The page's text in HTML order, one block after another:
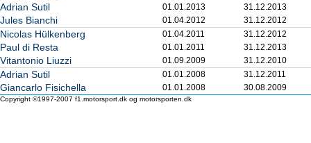
Adrian Sutil 01.01.2013 31.12.2013
Jules Bianchi 01.04.2012 31.12.2012
Nicolas Hülkenberg 01.04.2011 31.12.2012
Paul di Resta 01.01.2011 31.12.2013
Vitantonio Liuzzi 01.09.2009 31.12.2010
Adrian Sutil 01.01.2008 31.12.2011
Giancarlo Fisichella 01.01.2008 30.08.2009
Copyright ©1997-2007 f1.motorsport.dk og motorsporten.dk